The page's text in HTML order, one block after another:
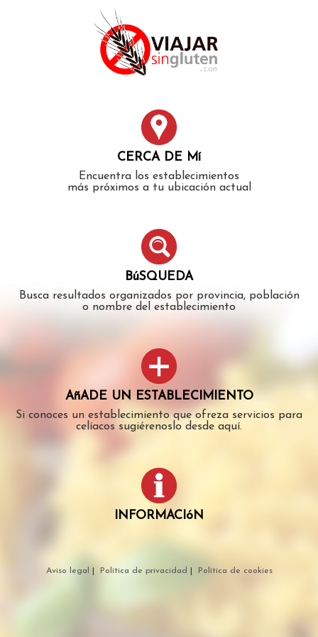
CERCA DE Mí
Encuentra los establecimientos
más próximos a tu ubicación actual
BúSQUEDA
Busca resultados organizados por provincia, población
o nombre del establecimiento
AñADE UN ESTABLECIMIENTO
Si conoces un establecimiento que ofreza servicios para
celíacos sugiérenoslo desde aquí.
INFORMACIóN
Aviso legal Política de privacidad Política de cookies
authorized to show the cookie declaration for domain group
ID 546ddaab-b478-4440-aa8a-3b0205284212. Please add it to
the domain group in the Cookiebot Manager to authorize